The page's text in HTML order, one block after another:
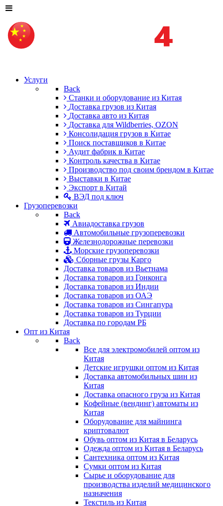
Услуги
Back
Станки и оборудование из Китая
Доставка грузов из Китая
Доставка авто из Китая
Доставка для Wildberries, OZON
Консолидация грузов в Китае
Поиск поставщиков в Китае
Аудит фабрик в Китае
Контроль качества в Китае
Производство под своим брендом в Китае
Выставки в Китае
Экспорт в Китай
ВЭД под ключ
Грузоперевозки
Back
Авиадоставка грузов
Автомобильные грузоперевозки
Железнодорожные перевозки
Морские грузоперевозки
Сборные грузы Карго
Доставка товаров из Вьетнама
Доставка товаров из Гонконга
Доставка товаров из Индии
Доставка товаров из ОАЭ
Доставка товаров из Сингапура
Доставка товаров из Турции
Доставка по городам РБ
Опт из Китая
Back
Все для электромобилей оптом из
Китая
Детские игрушки оптом из Китая
Доставка автомобильных шин из
Китая
Доставка опасного груза из Китая
Кофейные (вендинг) автоматы из
Китая
Оборудование для майнинга
криптовалют
Обувь оптом из Китая в Беларусь
Одежда оптом из Китая в Беларусь
Сантехника оптом из Китая
Сумки оптом из Китая
Сырье и оборудование для
производства изделий медицинского
назначения
Текстиль из Китая